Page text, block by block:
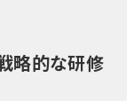
略的な研修